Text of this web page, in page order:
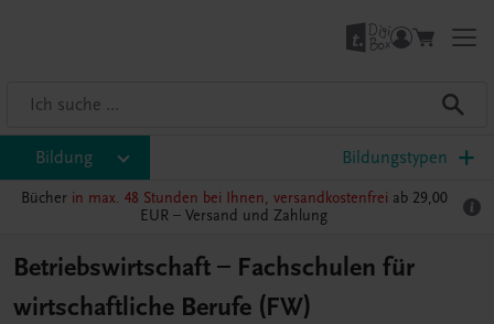
Bildung Bildungstypen
Bücher in max. 48 Stunden bei Ihnen, versandkostenfrei ab 29,00
EUR – Versand und Zahlung
Betriebswirtschaft – Fachschulen für
wirtschaftliche Berufe (FW)